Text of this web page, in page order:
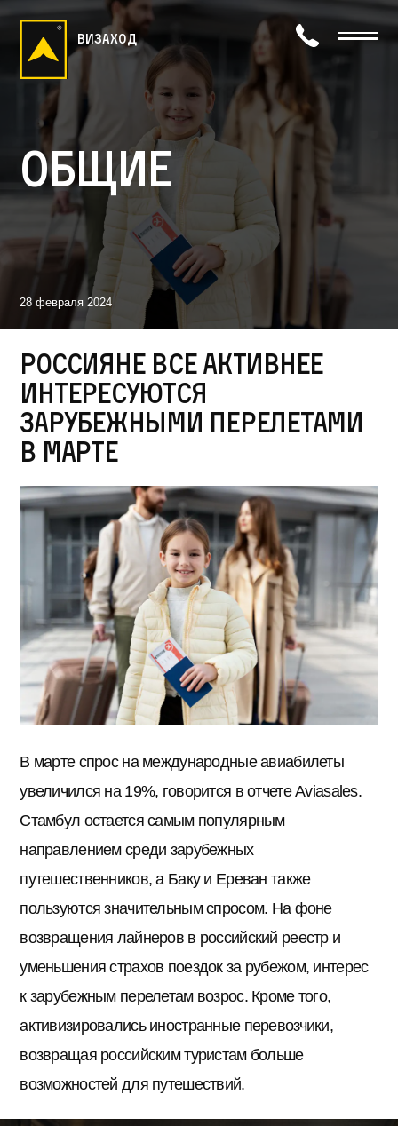
визаход
Общие
28 февраля 2024
Россияне все активнее
интересуются
зарубежными перелетами
в марте
В марте спрос на международные авиабилеты
увеличился на 19%, говорится в отчете Aviasales.
Стамбул остается самым популярным
направлением среди зарубежных
путешественников, а Баку и Ереван также
пользуются значительным спросом. На фоне
возвращения лайнеров в российский реестр и
уменьшения страхов поездок за рубежом, интерес
к зарубежным перелетам возрос. Кроме того,
активизировались иностранные перевозчики,
возвращая российским туристам больше
возможностей для путешествий.